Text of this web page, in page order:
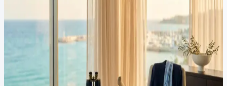
uzyskaj rezydencję:
kompleksowy przewodnik dla
inwestorów